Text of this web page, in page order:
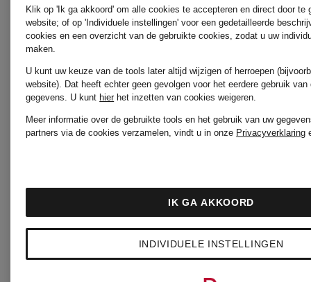
laptopvak
Klik op 'Ik ga akkoord' om alle cookies te accepteren en direct door te
website; of op 'Individuele instellingen' voor een gedetailleerde
cookies en een overzicht van de gebruikte cookies, zodat u uw
maken.
U kunt uw keuze van de tools later altijd wijzigen of herroepen
website). Dat heeft echter geen gevolgen voor het eerdere gebruik van
gegevens. U kunt hierhet inzetten van cookies weigeren.
Meer informatie over de gebruikte tools en het gebruik van uw
partners via de cookies verzamelen, vindt u in onze Privacyverklaring
INDIVIDUELE INSTELLINGEN
IK GA AKKOORD